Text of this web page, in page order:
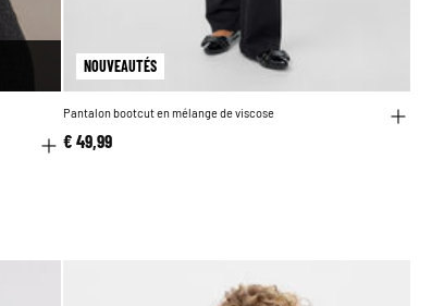
NOUVEAUTÉS
Pantalon bootcut en mélange de viscose
€ 49,99